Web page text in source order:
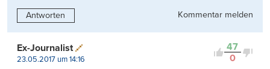
Antworten Kommentar melden
47
0
Ex-Journalist
23.05.2017 um 14:16